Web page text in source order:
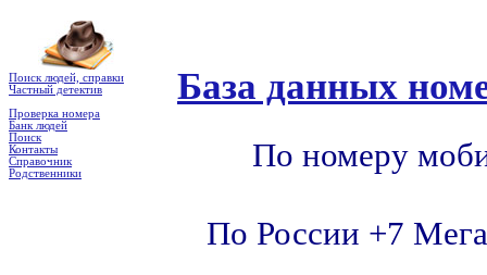
Поиск людей, справки
Частный детектив
Проверка номера
Банк людей
Поиск
Контакты
Справочник
Родственники
База данных
По номеру
По России +7